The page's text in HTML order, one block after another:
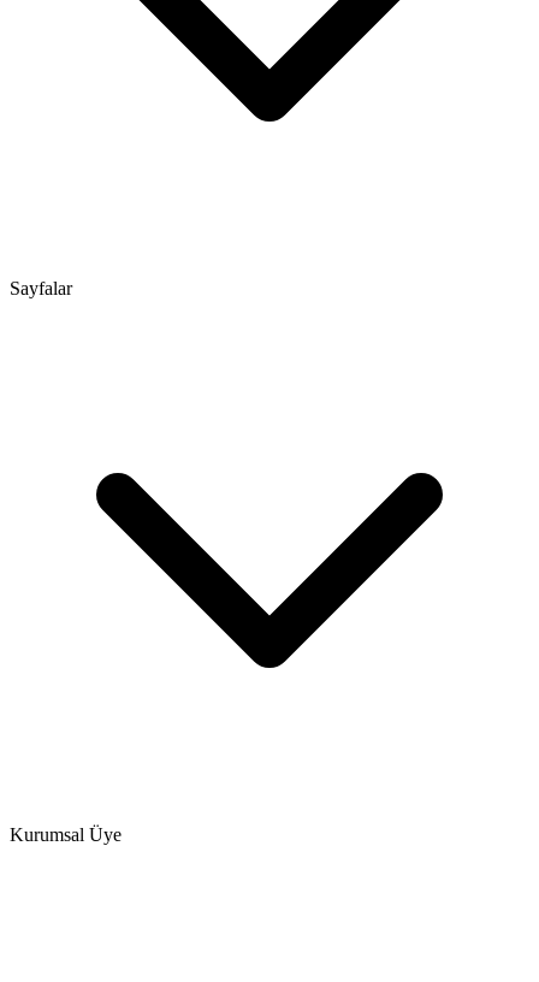
Sayfalar
Kurumsal Üye